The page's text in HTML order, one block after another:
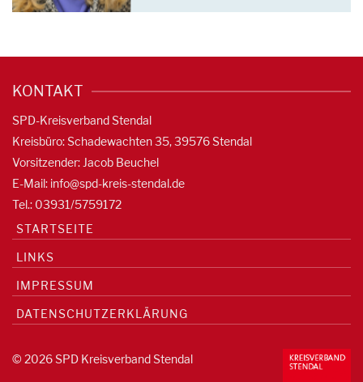
KONTAKT
SPD-Kreisverband Stendal
Kreisbüro: Schadewachten 35, 39576 Stendal
Vorsitzender: Jacob Beuchel
E-Mail: info@spd-kreis-stendal.de
Tel.: 03931/5759172
STARTSEITE
LINKS
IMPRESSUM
DATENSCHUTZERKLÄRUNG
© 2026 SPD Kreisverband Stendal